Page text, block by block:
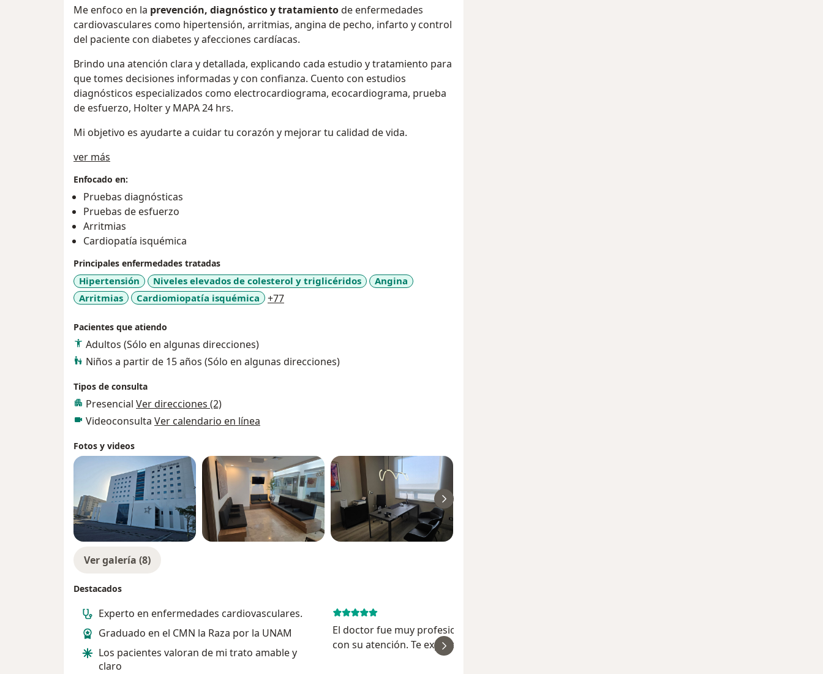
Me enfoco en la prevención, diagnóstico y tratamientode enfermedades
cardiovasculares como hipertensión, arritmias, angina de pecho, infarto y control
del paciente con diabetes y afecciones cardíacas.
Brindo una atención clara y detallada, explicando cada estudio y tratamiento para
que tomes decisiones informadas y con confianza. Cuento con estudios
diagnósticos especializados como electrocardiograma, ecocardiograma, prueba
de esfuerzo, Holter y MAPA 24 hrs.
Mi objetivo es ayudarte a cuidar tu corazón y mejorar tu calidad de vida.
ver más
Enfocado en:
Pruebas diagnósticas
Pruebas de esfuerzo
Arritmias
Cardiopatía isquémica
Principales enfermedades tratadas
Hipertensión Niveles elevados de colesterol y triglicéridos
Angina
Arritmias
Cardiomiopatía isquémica +77a11y_sr_more_diseases
Pacientes que atiendo
Adultos (Sólo en algunas direcciones)
Niños a partir de 15 años (Sólo en algunas direcciones)
Tipos de consulta
Presencial Ver direcciones (2)
Videoconsulta Ver calendario en línea
Fotos y videos
Ver galería (8)
Destacados
Experto en enfermedades cardiovasculares.
Graduado en el CMN la Raza por la UNAM
Los pacientes valoran de mi trato amable y
claro
El doctor fue muy profesional, atento y empático
con su atención. Te explica con mucha paciencia
todo. Además se nota que está actualizado y